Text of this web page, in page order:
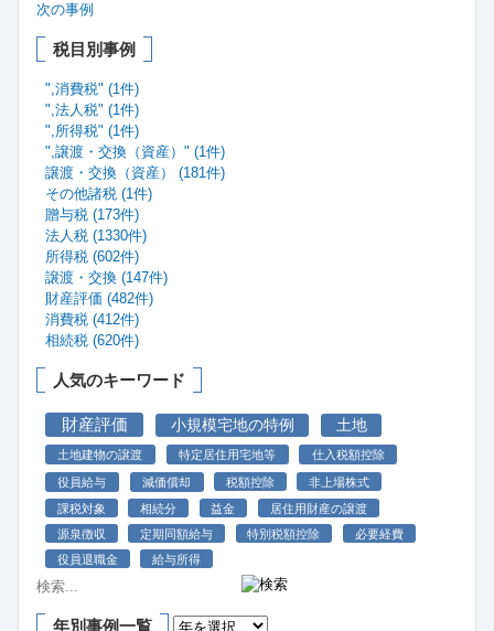
次の事例
税目別事例
",消費税" (1件)
",法人税" (1件)
",所得税" (1件)
",譲渡・交換（資産）" (1件)
譲渡・交換（資産） (181件)
その他諸税 (1件)
贈与税 (173件)
法人税 (1330件)
所得税 (602件)
譲渡・交換 (147件)
財産評価 (482件)
消費税 (412件)
相続税 (620件)
人気のキーワード
財産評価 小規模宅地の特例 土地
土地建物の譲渡 特定居住用宅地等 仕入税額控除
役員給与 減価償却 税額控除
非上場株式
課税対象
相続分 益金
居住用財産の譲渡
源泉徴収
定期同額給与 特別税額控除
必要経費
役員退職金
給与所得
年別事例一覧